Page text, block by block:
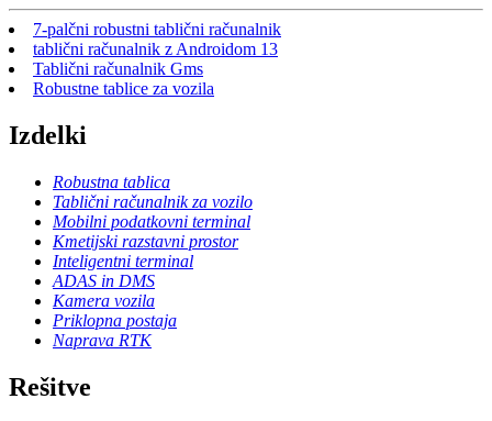
7-palčni robustni tablični računalnik
tablični računalnik z Androidom 13
Tablični računalnik Gms
Robustne tablice za vozila
Izdelki
Robustna tablica
Tablični računalnik za vozilo
Mobilni podatkovni terminal
Kmetijski razstavni prostor
Inteligentni terminal
ADAS in DMS
Kamera vozila
Priklopna postaja
Naprava RTK
Rešitve